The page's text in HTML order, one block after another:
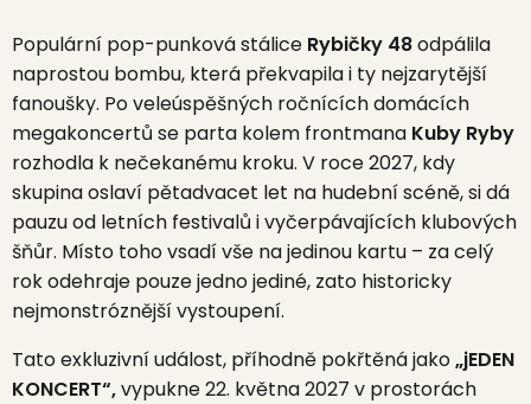
Populární pop-punková stálice Rybičky 48odpálila
naprostou bombu, která překvapila i ty nejzarytější
fanoušky. Po veleúspěšných ročnících domácích
megakoncertů se parta kolem frontmana Kuby Ryby
rozhodla k nečekanému kroku. V roce 2027, kdy
skupina oslaví pětadvacet let na hudební scéně, si dá
pauzu od letních festivalů i vyčerpávajících klubových
šňůr. Místo toho vsadí vše na jedinou kartu – za celý
rok odehraje pouze jedno jediné, zato historicky
nejmonstróznější vystoupení.
Tato exkluzivní událost, příhodně pokřtěná jako„jEDEN
KONCERT“,vypukne 22. května 2027 v prostorách